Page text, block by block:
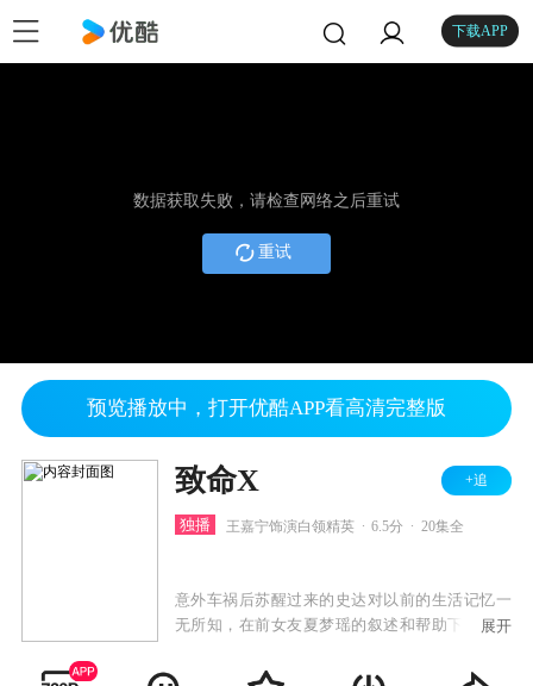
下载APP
数据获取失败，请检查网络之后重试
重试
预览播放中，打开优酷APP看高清完整版
致命X +追
独播 王嘉宁饰演白领精英 6.5分 20集全
意外车祸后苏醒过来的史达对以前的生活记忆一
无所知，在前女友夏梦瑶的叙述和帮助下回到车
与事，以及自己肩上X标志和身体的异样变化，开
展开